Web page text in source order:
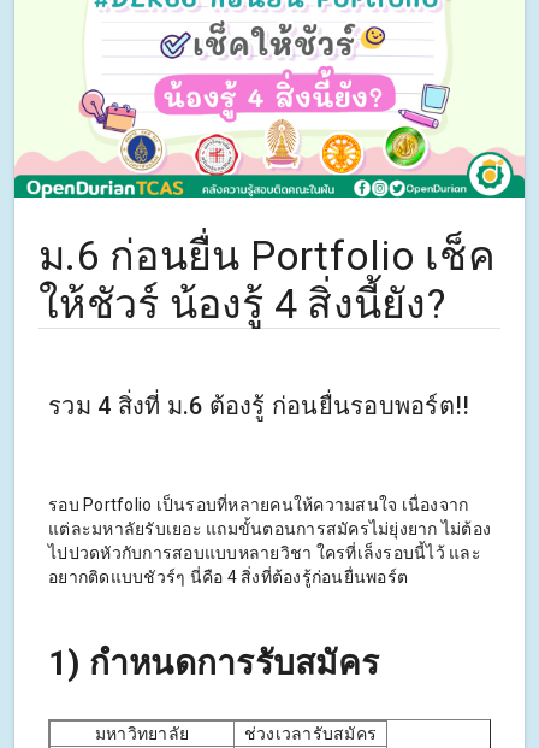
ม.6 ก่อนยื่น Portfolio เช็ค
ให้ชัวร์ น้องรู้ 4 สิ่งนี้ยัง?
รวม 4 สิ่งที่ ม.6 ต้องรู้ ก่อนยื่นรอบพอร์ต!!
รอบ Portfolio เป็นรอบที่หลายคนให้ความสนใจ เนื่องจาก
แต่ละมหาลัยรับเยอะ แถมขั้นตอนการสมัครไม่ยุ่งยาก ไม่ต้อง
ไปปวดหัวกับการสอบแบบหลายวิชา ใครที่เล็งรอบนี้ไว้ และ
อยากติดแบบชัวร์ๆ นี่คือ 4 สิ่งที่ต้องรู้ก่อนยื่นพอร์ต
1) กำหนดการรับสมัคร
มหาวิทยาลัย
ช่วงเวลารับสมัคร